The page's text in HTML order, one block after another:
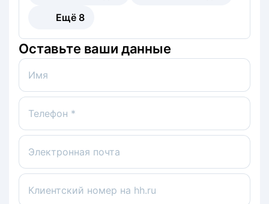
Ещё 8
Оставьте ваши данные
Имя
Телефон *
Электронная почта
Клиентский номер на hh.ru